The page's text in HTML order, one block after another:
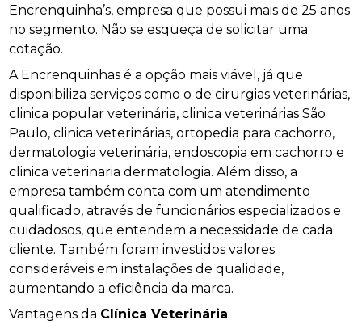
Encrenquinha’s, empresa que possui mais de 25 anos
no segmento. Não se esqueça de solicitar uma
cotação.
A Encrenquinhas é a opção mais viável, já que
disponibiliza serviços como o de cirurgias veterinárias,
clinica popular veterinária, clinica veterinárias São
Paulo, clinica veterinárias, ortopedia para cachorro,
dermatologia veterinária, endoscopia em cachorro e
clinica veterinaria dermatologia. Além disso, a
empresa também conta com um atendimento
qualificado, através de funcionários especializados e
cuidadosos, que entendem a necessidade de cada
cliente. Também foram investidos valores
consideráveis em instalações de qualidade,
aumentando a eficiência da marca.
Vantagens da Clínica Veterinária: